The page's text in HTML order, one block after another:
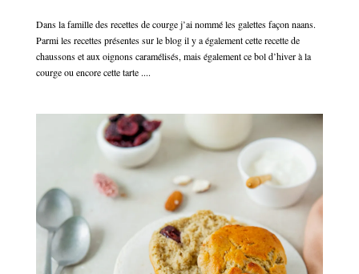
Dans la famille des recettes de courge j’ai nommé les galettes façon naans.
Parmi les recettes présentes sur le blog il y a également cette recette de
chaussons et aux oignons caramélisés, mais également ce bol d’hiver à la
courge ou encore cette tarte ....